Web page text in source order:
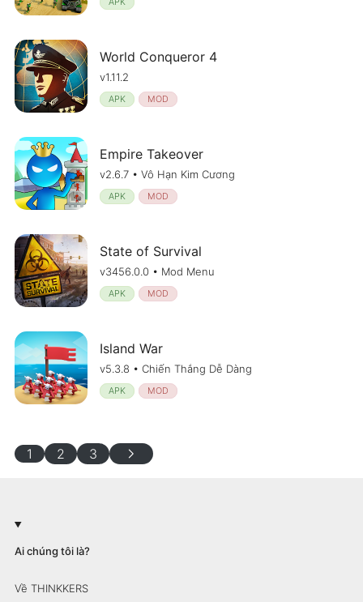
World Conqueror 4
v1.11.2
APK MOD
Empire Takeover
v2.6.7 • Vô Hạn Kim Cương
APK MOD
State of Survival
v3456.0.0 • Mod Menu
APK MOD
Island War
v5.3.8 • Chiến Thắng Dễ Dàng
APK MOD
1 2 3 chevron_right
Ai chúng tôi là?
Về THINKKERS